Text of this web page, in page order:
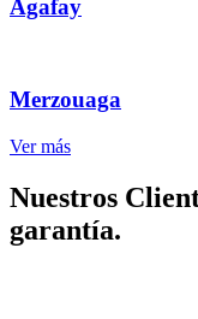
Agafay
Merzouaga
Ver más
Nuestros
garantía.